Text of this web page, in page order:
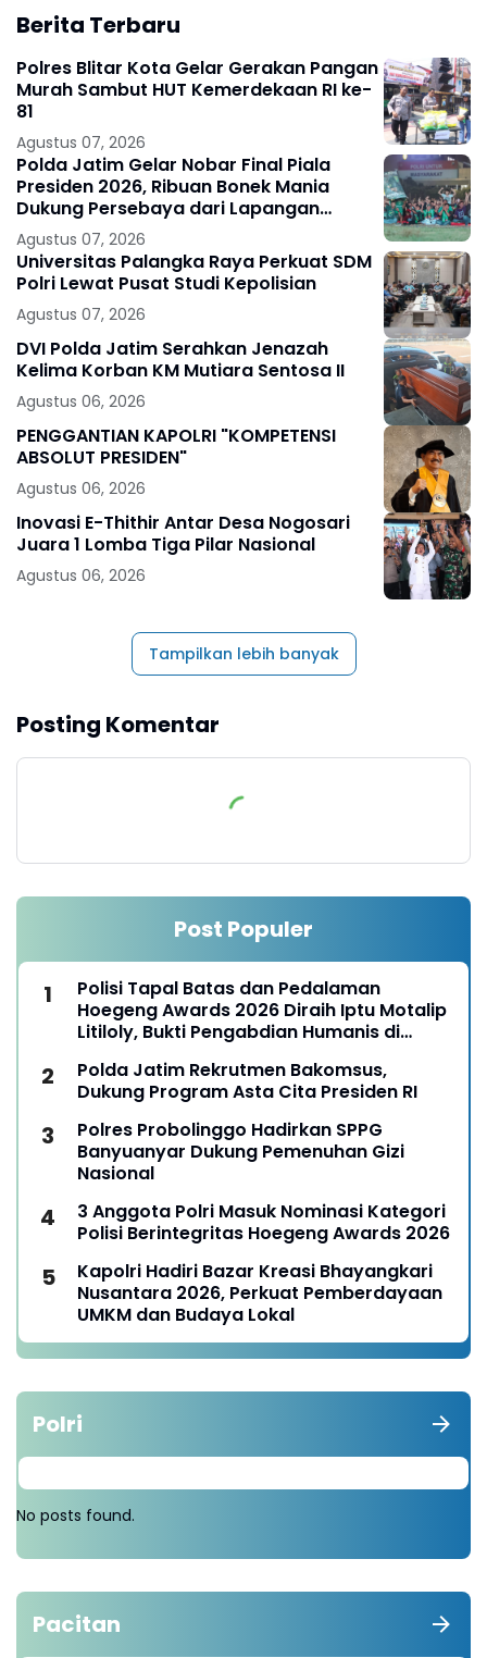
Berita Terbaru
Polres Blitar Kota Gelar Gerakan Pangan
Murah Sambut HUT Kemerdekaan RI ke-
81
Agustus 07, 2026
Polda Jatim Gelar Nobar Final Piala
Presiden 2026, Ribuan Bonek Mania
Dukung Persebaya dari Lapangan
Mapolda
Agustus 07, 2026
Universitas Palangka Raya Perkuat SDM
Polri Lewat Pusat Studi Kepolisian
Agustus 07, 2026
DVI Polda Jatim Serahkan Jenazah
Kelima Korban KM Mutiara Sentosa II
Agustus 06, 2026
PENGGANTIAN KAPOLRI "KOMPETENSI
ABSOLUT PRESIDEN"
Agustus 06, 2026
Inovasi E-Thithir Antar Desa Nogosari
Juara 1 Lomba Tiga Pilar Nasional
Agustus 06, 2026
Tampilkan lebih banyak
Posting Komentar
Post Populer
Polisi Tapal Batas dan Pedalaman
Hoegeng Awards 2026 Diraih Iptu Motalip
Litiloly, Bukti Pengabdian Humanis di
Polda Jatim Rekrutmen Bakomsus,
Dukung Program Asta Cita Presiden RI
Polres Probolinggo Hadirkan SPPG
Banyuanyar Dukung Pemenuhan Gizi
Nasional
3 Anggota Polri Masuk Nominasi Kategori
Polisi Berintegritas Hoegeng Awards 2026
Kapolri Hadiri Bazar Kreasi Bhayangkari
Nusantara 2026, Perkuat Pemberdayaan
UMKM dan Budaya Lokal
Polri
No posts found.
Pacitan